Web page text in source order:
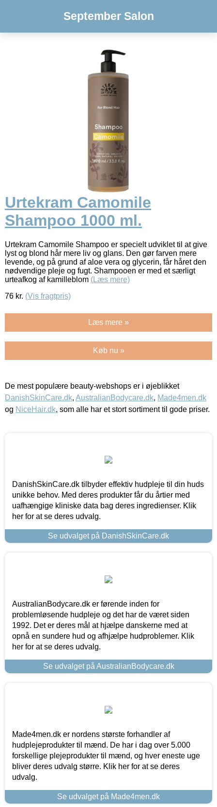
September Salon
Urtekram Camomile
Shampoo 1000 ml.
Urtekram Camomile Shampoo er specielt udviklet til at give
lyst og blond hår mere liv og glans. Den gør farven mere
levende, og på grund af aloe vera og glycerin, får håret den
nødvendige pleje og fugt. Shampooen er med et særligt
urteafkog af kamilleblom (Læs mere)
76 kr. (Vis fragtpris)
Læs mere »
Køb nu »
De mest populære beauty-webshops er i øjeblikket
DanishSkinCare.dk, AustralianBodycare.dk, Made4men.dk
og NiceHair.dk, som alle har et stort sortiment til gode priser.
DanishSkinCare.dk tilbyder effektiv hudpleje til din huds
unikke behov. Med deres produkter får du årtier med
uafhængige kliniske data bag deres ingredienser. Klik
her for at se deres udvalg.
Se udvalget på DanishSkinCare.dk
AustralianBodycare.dk er førende inden for
problemløsende hudpleje og det har de været siden
1992. Det er deres mål at hjælpe danskerne med at
opnå en sundere hud og afhjælpe hudproblemer. Klik
her for at se deres udvalg.
Se udvalget på AustralianBodycare.dk
Made4men.dk er nordens største forhandler af
hudplejeprodukter til mænd. De har i dag over 5.000
forskellige plejeprodukter til mænd, og hver eneste uge
bliver deres udvalg større. Klik her for at se deres
udvalg.
Se udvalget på Made4men.dk